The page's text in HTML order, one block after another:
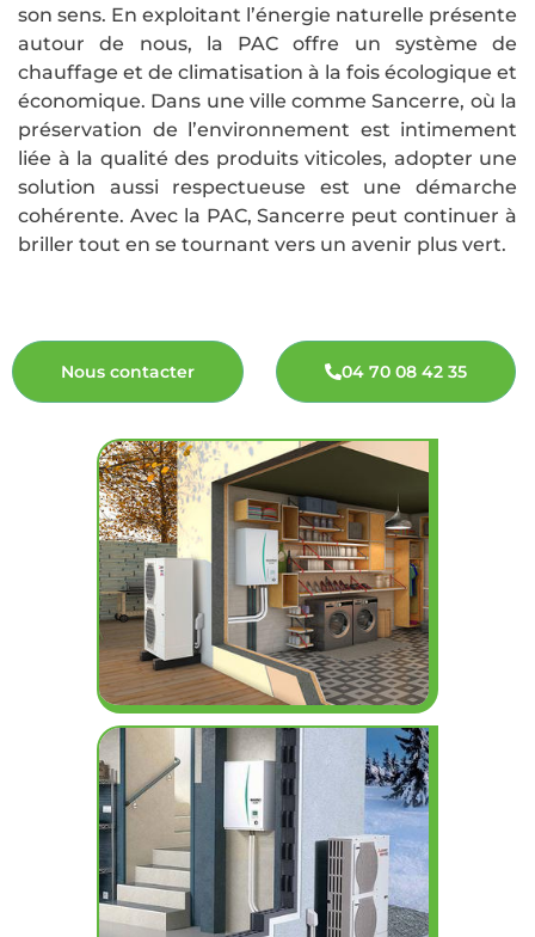
son sens. En exploitant l’énergie naturelle présente
autour de nous, la PAC offre un système de
chauffage et de climatisation à la fois écologique et
économique. Dans une ville comme Sancerre, où la
préservation de l’environnement est intimement
liée à la qualité des produits viticoles, adopter une
solution aussi respectueuse est une démarche
cohérente. Avec la PAC, Sancerre peut continuer à
briller tout en se tournant vers un avenir plus vert.
Nous contacter 04 70 08 42 35